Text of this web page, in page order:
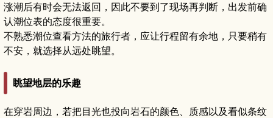
涨潮后有时会无法返回，因此不要到了现场再判断，出发前确
认潮位表的态度很重要。
不熟悉潮位查看方法的旅行者，应让行程留有余地，只要稍有
不安，就选择从远处眺望。
眺望地层的乐趣
在穿岩周边，若把目光也投向岩石的颜色、质感以及看似条纹